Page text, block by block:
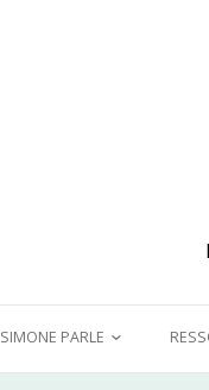
SIMONE PARLE